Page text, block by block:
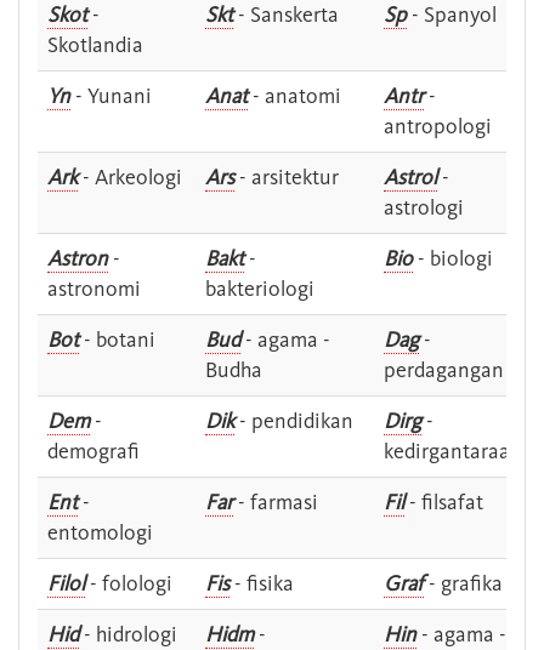
Skot-
Skotlandia
Skt- Sanskerta Sp- Spanyol
Yn- Yunani Anat- anatomi Antr-
antropologi
Ark- Arkeologi Ars- arsitektur Astrol-
astrologi
Astron-
astronomi
Bakt-
bakteriologi
Bio- biologi
Bot- botani Bud- agama -
Budha
Dag-
perdagangan
Dem-
demografi
Dik- pendidikan Dirg-
kedirgantaraan
Ent-
entomologi
Far- farmasi Fil- filsafat
Filol- folologi Fis- fisika Graf- grafika
Hid- hidrologi Hidm-
Hin- agama -